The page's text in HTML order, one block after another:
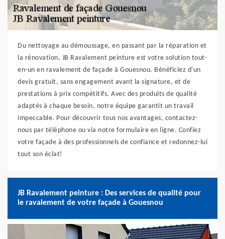
Du nettoyage au démoussage, en passant par la réparation et
la rénovation, JB Ravalement peinture est votre solution tout-
en-un en ravalement de façade à Gouesnou. Bénéficiez d'un
devis gratuit, sans engagement avant la signature, et de
prestations à prix compétitifs. Avec des produits de qualité
adaptés à chaque besoin, notre équipe garantit un travail
impeccable. Pour découvrir tous nos avantages, contactez-
nous par téléphone ou via notre formulaire en ligne. Confiez
votre façade à des professionnels de confiance et redonnez-lui
tout son éclat!
JB Ravalement peinture : Des services de qualité pour
le ravalement de votre façade à Gouesnou